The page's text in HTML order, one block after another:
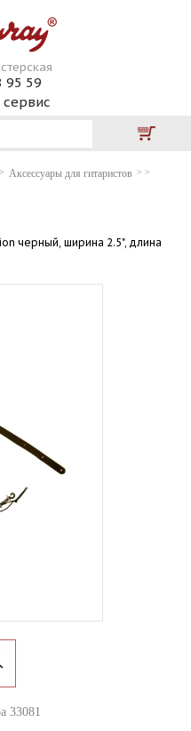
95 59
Аксессуары для гитаристов
черный, ширина 2.5", длина
33081